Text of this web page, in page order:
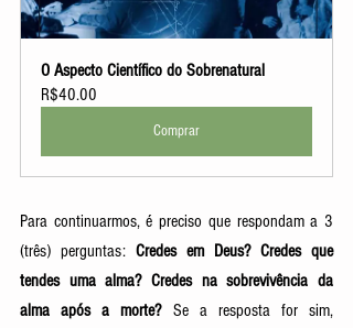
O Aspecto Científico do Sobrenatural
R$40.00
Comprar
Para continuarmos, é preciso que respondam a 3
(três) perguntas: Credes em Deus? Credes que
tendes uma alma? Credes na sobrevivência da
alma após a morte? Se a resposta for sim,